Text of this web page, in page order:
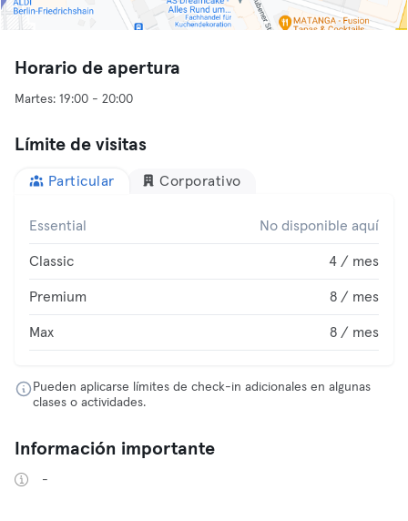
Horario de apertura
Límite de visitas
Particular Corporativo
Essential No disponible aquí
Classic 4 / mes
Premium 8 / mes
Max 8 / mes
Pueden aplicarse límites de check-in adicionales en algunas
clases o actividades.
Información importante
-